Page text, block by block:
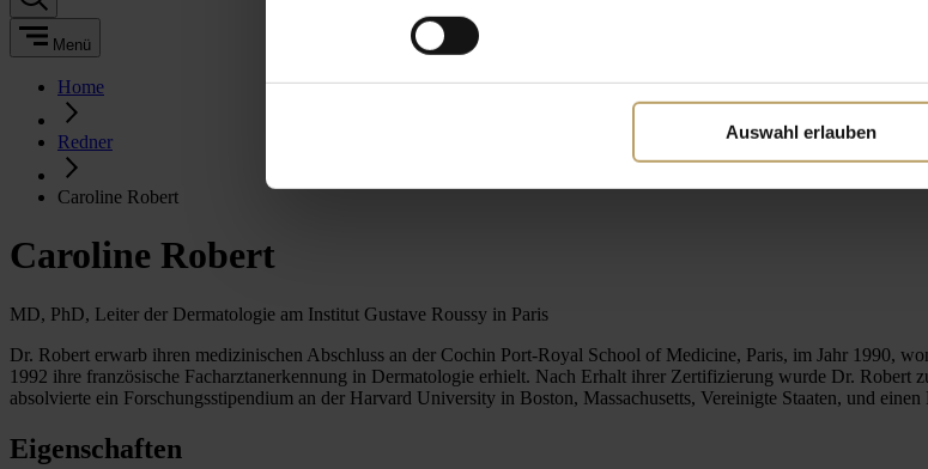
Auswahl erlauben
Menü
Home
Redner
Caroline Robert
Caroline Robert
MD, PhD, Leiter der Dermatologie am Institut Gustave Roussy in Paris
Dr. Robert erwarb ihren medizinischen Abschluss an der Cochin Port-Royal School of Medicine, Paris, im Jahr 1990,
1992 ihre französische Facharztanerkennung in Dermatologie erhielt. Nach Erhalt ihrer Zertifizierung wurde Dr. Robert
absolvierte ein Forschungsstipendium an der Harvard University in Boston, Massachusetts, Vereinigte Staaten, und
Eigenschaften